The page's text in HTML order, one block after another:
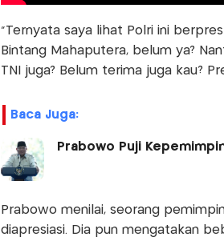
“Ternyata saya lihat Polri ini
Bintang Mahaputera, belum ya?
TNI juga? Belum terima juga kau?
Baca Juga:
Prabowo Puji
Prabowo menilai, seorang
diapresiasi. Dia pun mengatakan